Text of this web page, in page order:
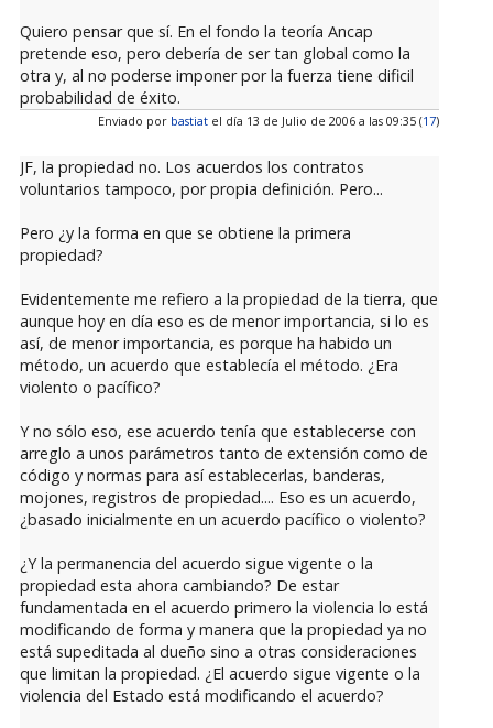
Quiero pensar que sí. En el fondo la teoría Ancap
pretende eso, pero debería de ser tan global como la
otra y, al no poderse imponer por la fuerza tiene dificil
probabilidad de éxito.
Enviado por bastiatel día 13 de Julio de 2006 a las 09:35 (17)
JF, la propiedad no. Los acuerdos los contratos
voluntarios tampoco, por propia definición. Pero...
Pero ¿y la forma en que se obtiene la primera
propiedad?
Evidentemente me refiero a la propiedad de la tierra, que
aunque hoy en día eso es de menor importancia, si lo es
así, de menor importancia, es porque ha habido un
método, un acuerdo que establecía el método. ¿Era
violento o pacífico?
Y no sólo eso, ese acuerdo tenía que establecerse con
arreglo a unos parámetros tanto de extensión como de
código y normas para así establecerlas, banderas,
mojones, registros de propiedad.... Eso es un acuerdo,
¿basado inicialmente en un acuerdo pacífico o violento?
¿Y la permanencia del acuerdo sigue vigente o la
propiedad esta ahora cambiando? De estar
fundamentada en el acuerdo primero la violencia lo está
modificando de forma y manera que la propiedad ya no
está supeditada al dueño sino a otras consideraciones
que limitan la propiedad. ¿El acuerdo sigue vigente o la
violencia del Estado está modificando el acuerdo?